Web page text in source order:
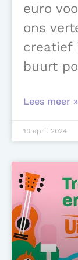
euro
ons
creatief
buurt
Lees meer »
19 april 2024